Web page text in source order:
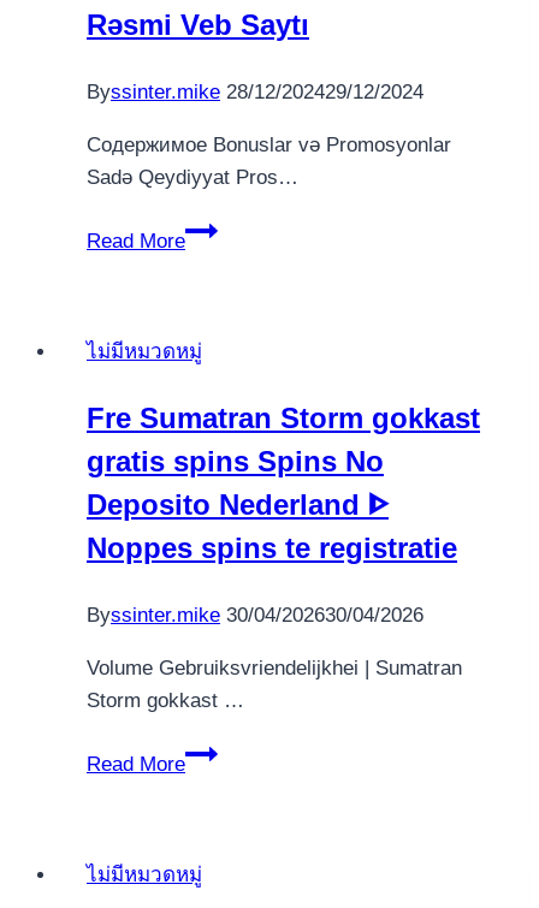
heel
appreciëren
afrekening?
Rəsmi Veb Saytı
Byssinter.mike 28/12/202429/12/2024
Содержимое Bonuslar və Promosyonlar
Sadə Qeydiyyat Pros…
Read More
1Win
Rəsmi
Saytı
ไม่มีหมวดหมู่
Fre Sumatran Storm gokkast
gratis spins Spins No
Deposito Nederland ᐈ
Noppes spins te registratie
Byssinter.mike 30/04/202630/04/2026
Volume Gebruiksvriendelijkhei | Sumatran
Storm gokkast …
Read More
Fre
gratis
ไม่มีหมวดหมู่